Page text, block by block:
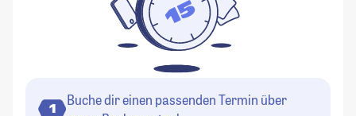
1
Buche dir einen passenden Termin über